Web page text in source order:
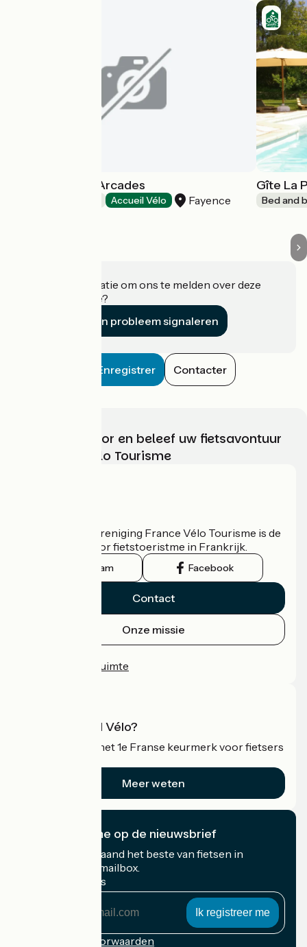
Résidence Les Arcades
Accueil Vélo Fayence
Gîte La
Bed and
Heeft u informatie om ons te melden over deze
accommodatie?
Een probleem signaleren
Enregistrer Contacter
Kies, bereid voor en beleef uw fietsavontuur
met France Vélo Tourisme
De nationale vereniging France Vélo Tourisme is de
officiële gids voor fietstoeristme in Frankrijk.
Instagram Facebook
Contact
Onze missie
Professionele ruimte
Wat is Accueil Vélo?
Accueil Vélo is het 1e Franse keurmerk voor fietsers
Meer weten
Ik abonneer me op de nieuwsbrief
Ontvang elke maand het beste van fietsen in
Frankrijk in uw mailbox.
Mijn e-mailadres
Inschrijvingsvoorwaarden